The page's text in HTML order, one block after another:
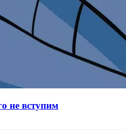
не вступим